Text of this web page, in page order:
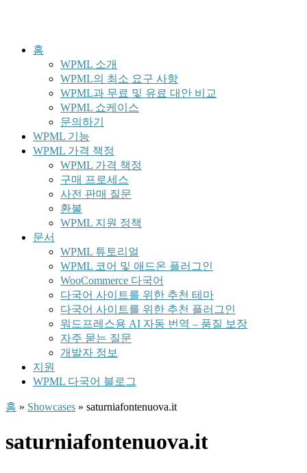
홈
WPML 소개
WPML의 최소 요구 사항
WPML과 무료 및 유료 대안 비교
WPML 쇼케이스
문의하기
WPML 기능
WPML 가격 책정
WPML 가격 책정
구매 프로세스
사전 판매 질문
환불
WPML 지원 정책
문서
WPML 튜토리얼
WPML 코어 및 애드온 플러그인
WooCommerce 다국어
다국어 사이트를 위한 추천 테마
다국어 사이트를 위한 추천 플러그인
워드프레스용 AI 자동 번역 – 품질 보장
자주 묻는 질문
개발자 정보
지원
WPML 다국어 블로그
홈 » Showcases » saturniafontenuova.it
saturniafontenuova.it